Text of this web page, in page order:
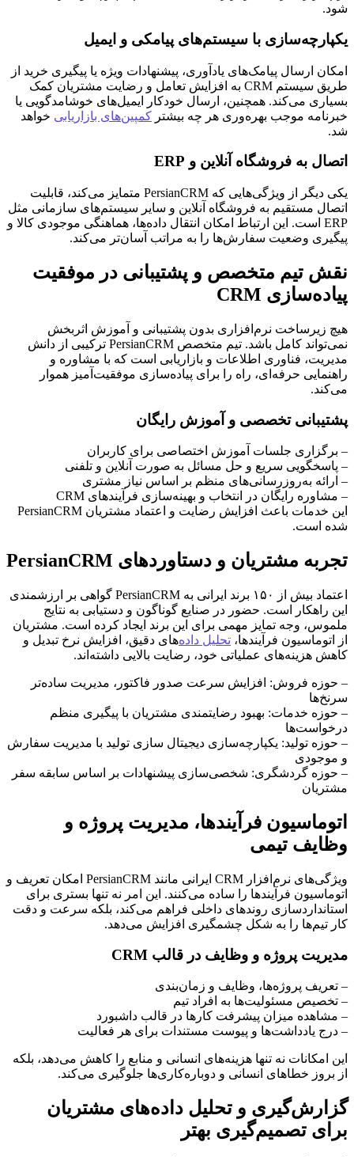
شود.
یکپارچه‌سازی با سیستم‌های پیامکی و ایمیل
امکان ارسال پیامک‌های یادآوری، پیشنهادات ویژه یا پیگیری خرید از
طریق سیستم CRM به افزایش تعامل و رضایت مشتریان کمک
بسیاری می‌کند. همچنین، ارسال خودکار ایمیل‌های خوشامدگویی یا
خبرنامه موجب بهره‌وری هر چه بیشتر کمپین‌های بازاریابی خواهد
شد.
اتصال به فروشگاه آنلاین و ERP
یکی دیگر از ویژگی‌هایی که PersianCRM متمایز می‌کند، قابلیت
اتصال مستقیم به فروشگاه آنلاین و سایر سیستم‌های سازمانی مثل
ERP است. این ارتباط امکان انتقال داده‌ها، هماهنگی موجودی کالا و
پیگیری وضعیت سفارش‌ها را به مراتب آسان‌تر می‌کند.
نقش تیم متخصص و پشتیبانی در موفقیت
پیاده‌سازی CRM
هیچ زیرساخت نرم‌افزاری بدون پشتیبانی و آموزش اثربخش
نمی‌تواند کامل باشد. تیم متخصص PersianCRM ترکیبی از دانش
مدیریت، فناوری اطلاعات و بازاریابی است که با مشاوره و
راهنمایی حرفه‌ای، راه را برای پیاده‌سازی موفقیت‌آمیز هموار
می‌کند.
پشتیبانی تخصصی و آموزش رایگان
– برگزاری جلسات آموزش اختصاصی برای کاربران
– پاسخگویی سریع و حل مسائل به صورت آنلاین و تلفنی
– ارائه به‌روزرسانی‌های منظم بر اساس نیاز مشتری
– مشاوره رایگان در انتخاب و بهینه‌سازی فرآیندهای CRM
این خدمات باعث افزایش رضایت و اعتماد مشتریان PersianCRM
شده است.
تجربه مشتریان و دستاوردهای PersianCRM
اعتماد بیش از ۱۵۰ برند ایرانی به PersianCRM گواهی بر ارزشمندی
این راهکار است. حضور در صنایع گوناگون و دستیابی به نتایج
ملموس، وجه تمایز مهمی برای این برند ایجاد کرده است. مشتریان
از اتوماسیون فرآیندها، تحلیل داده‌های دقیق، افزایش نرخ تبدیل و
کاهش هزینه‌های عملیاتی خود، رضایت بالایی داشته‌اند.
– حوزه فروش: افزایش سرعت صدور فاکتور، مدیریت ساده‌تر
سرنخ‌ها
– حوزه خدمات: بهبود رضایتمندی مشتریان با پیگیری منظم
درخواست‌ها
– حوزه تولید: یکپارچه‌سازی دیجیتال سازی تولید با مدیریت سفارش
و موجودی
– حوزه گردشگری: شخصی‌سازی پیشنهادات بر اساس سابقه سفر
مشتریان
اتوماسیون فرآیندها، مدیریت پروژه و
وظایف تیمی
ویژگی‌های نرم‌افزار CRM ایرانی مانند PersianCRM امکان تعریف و
اتوماسیون فرآیندها را ساده می‌کنند. این امر نه تنها بستری برای
استانداردسازی روندهای داخلی فراهم می‌کند، بلکه سرعت و دقت
کار تیم‌ها را به شکل چشمگیری افزایش می‌دهد.
مدیریت پروژه و وظایف در قالب CRM
– تعریف پروژه‌ها، وظایف و زمان‌بندی
– تخصیص مسئولیت‌ها به افراد تیم
– مشاهده میزان پیشرفت کارها در قالب داشبورد
– درج یادداشت‌ها و پیوست مستندات برای هر فعالیت
این امکانات نه تنها هزینه‌های انسانی و منابع را کاهش می‌دهد، بلکه
از بروز خطاهای انسانی و دوباره‌کاری‌ها جلوگیری می‌کند.
گزارش‌گیری و تحلیل داده‌های مشتریان
برای تصمیم‌گیری بهتر